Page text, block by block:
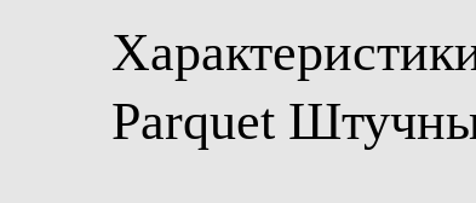
Parquet